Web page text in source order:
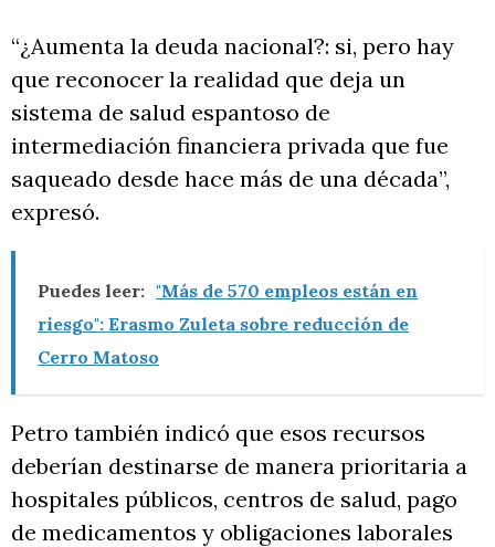
“¿Aumenta la deuda nacional?: si, pero hay
que reconocer la realidad que deja un
sistema de salud espantoso de
intermediación financiera privada que fue
saqueado desde hace más de una década”,
expresó.
Puedes leer: "Más de 570 empleos están en
riesgo": Erasmo Zuleta sobre reducción de
Cerro Matoso
Petro también indicó que esos recursos
deberían destinarse de manera prioritaria a
hospitales públicos, centros de salud, pago
de medicamentos y obligaciones laborales